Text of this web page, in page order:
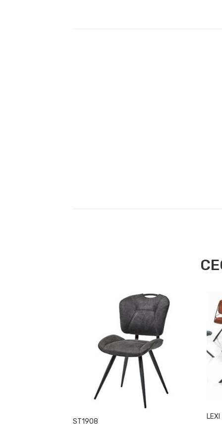
ST1908
LEXI